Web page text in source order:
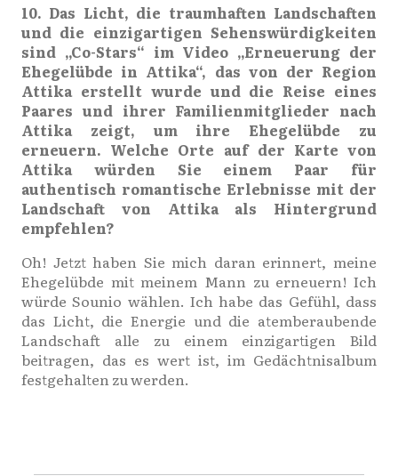
10. Das Licht, die traumhaften Landschaften
und die einzigartigen Sehenswürdigkeiten
sind „Co-Stars“ im Video „Erneuerung der
Ehegelübde in Attika“, das von der Region
Attika erstellt wurde und die Reise eines
Paares und ihrer Familienmitglieder nach
Attika zeigt, um ihre Ehegelübde zu
erneuern. Welche Orte auf der Karte von
Attika würden Sie einem Paar für
authentisch romantische Erlebnisse mit der
Landschaft von Attika als Hintergrund
empfehlen?
Oh! Jetzt haben Sie mich daran erinnert, meine
Ehegelübde mit meinem Mann zu erneuern! Ich
würde Sounio wählen. Ich habe das Gefühl, dass
das Licht, die Energie und die atemberaubende
Landschaft alle zu einem einzigartigen Bild
beitragen, das es wert ist, im Gedächtnisalbum
festgehalten zu werden.